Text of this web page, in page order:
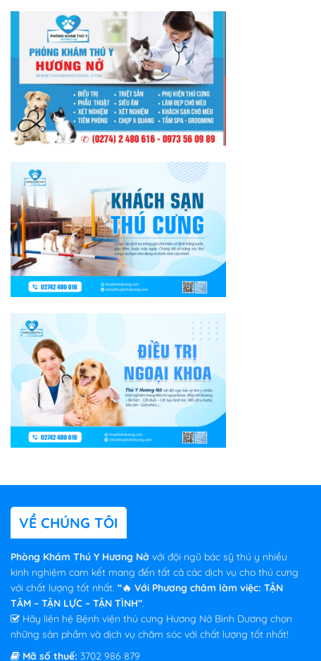
VỀ CHÚNG TÔI
Phòng Khám Thú Y Hương Nở với đội ngũ bác sỹ thú y nhiều
kinh nghiệm cam kết mang đến tất cả các dịch vụ cho thú cưng
với chất lượng tốt nhất. “🔥 Với Phương châm làm việc: TẬN
TÂM – TẬN LỰC – TẬN TÌNH”.
Hãy liên hệ Bệnh viện thú cưng Hương Nở Bình Dương chọn
những sản phẩm và dịch vụ chăm sóc với chất lượng tốt nhất!
Mã số thuế: 3702 986 879